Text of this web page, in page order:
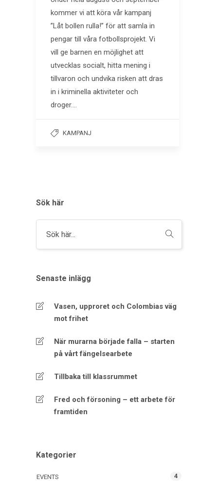
kommer vi att köra vår kampanj
”Låt bollen rulla!” för att samla in
pengar till våra fotbollsprojekt. Vi
vill ge barnen en möjlighet att
utvecklas socialt, hitta mening i
tillvaron och undvika risken att dras
in i kriminella aktiviteter och
droger….
KAMPANJ
Sök här
Senaste inlägg
Vasen, upproret och Colombias väg
mot frihet
När murarna började falla – starten
på vårt fängelsearbete
Tillbaka till klassrummet
Fred och försoning – ett arbete för
framtiden
Kategorier
EVENTS 4